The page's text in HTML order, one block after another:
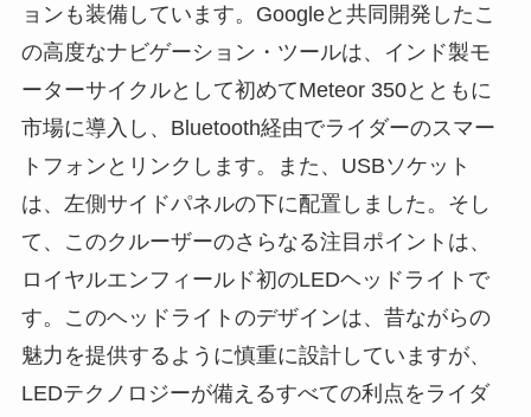
ョンも装備しています。Googleと共同開発したこ
の高度なナビゲーション・ツールは、インド製モ
ーターサイクルとして初めてMeteor 350とともに
市場に導入し、Bluetooth経由でライダーのスマー
トフォンとリンクします。また、USBソケット
は、左側サイドパネルの下に配置しました。そし
て、このクルーザーのさらなる注目ポイントは、
ロイヤルエンフィールド初のLEDヘッドライトで
す。このヘッドライトのデザインは、昔ながらの
魅力を提供するように慎重に設計していますが、
LEDテクノロジーが備えるすべての利点をライダ